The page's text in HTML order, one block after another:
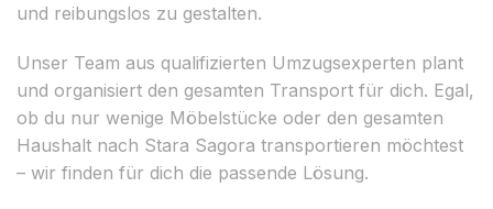
und reibungslos zu gestalten.
Unser Team aus qualifizierten Umzugsexperten plant
und organisiert den gesamten Transport für dich. Egal,
ob du nur wenige Möbelstücke oder den gesamten
Haushalt nach Stara Sagora transportieren möchtest
– wir finden für dich die passende Lösung.